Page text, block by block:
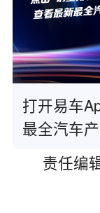
打开易车
最全汽车
责任编